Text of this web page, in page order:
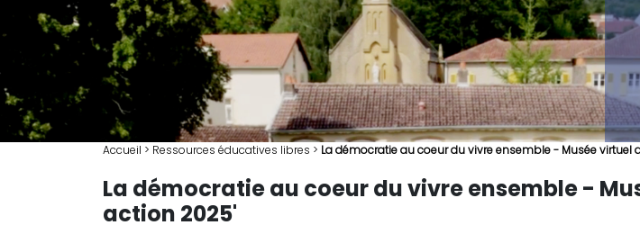
Accueil > Ressources éducatives libres > La démocratie au coeur du vivre ensemble - Musée virtuel
La démocratie au coeur du vivre ensemble -
action 2025'